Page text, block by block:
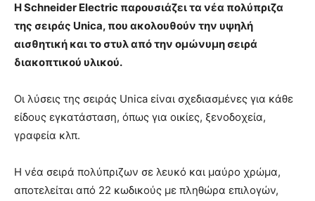
Η Schneider Electric παρουσιάζει τα νέα πολύπριζα
της σειράς Unica, που ακολουθούν την υψηλή
αισθητική και το στυλ από την ομώνυμη σειρά
διακοπτικού υλικού.
Οι λύσεις της σειράς Unica είναι σχεδιασμένες για κάθε
είδους εγκατάσταση, όπως για οικίες, ξενοδοχεία,
γραφεία κλπ.
Η νέα σειρά πολύπριζων σε λευκό και μαύρο χρώμα,
αποτελείται από 22 κωδικούς με πληθώρα επιλογών,